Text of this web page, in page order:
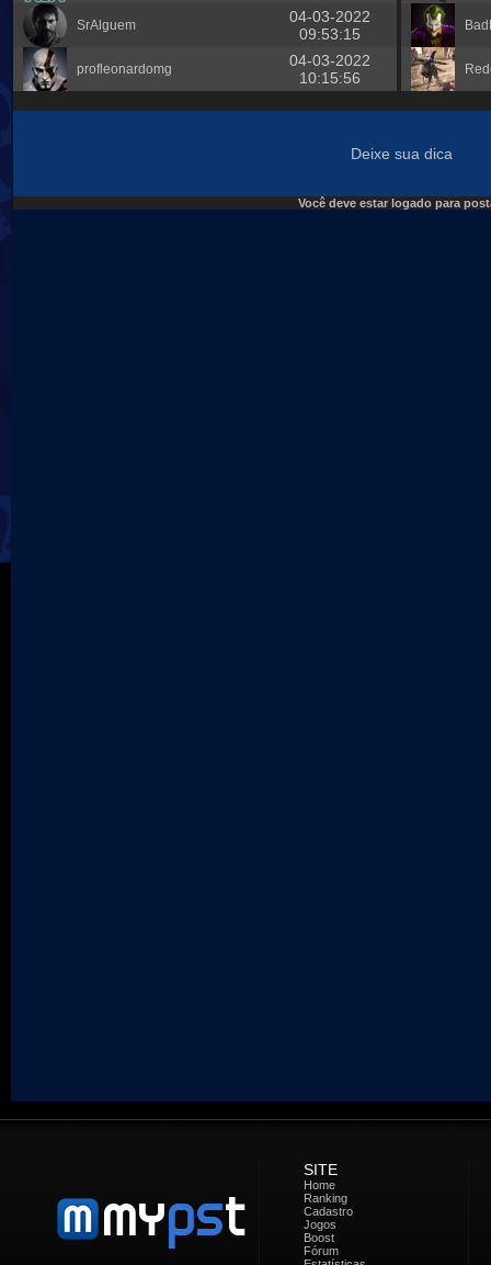
SrAlguem
04-03-2022
09:53:15
profleonardomg
04-03-2022
10:15:56
Deixe sua dica
Você deve estar logado para
SITE
Home
Ranking
Cadastro
Jogos
Boost
Fórum